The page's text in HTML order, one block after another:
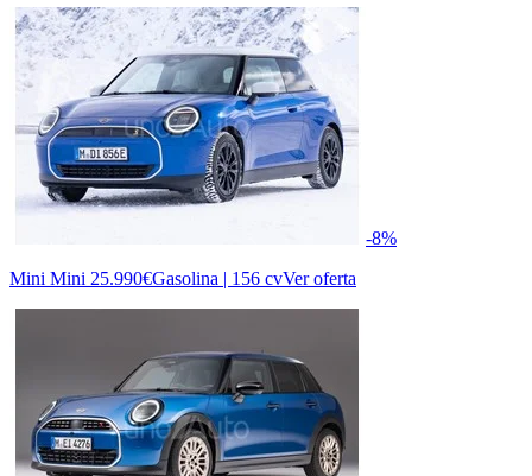
-8%
Mini Mini 25.990€Gasolina | 156 cvVer oferta